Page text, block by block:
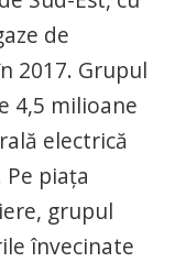
de
2017. Grupul
4,5 milioane
electrică
piaţa
grupul
învecinate